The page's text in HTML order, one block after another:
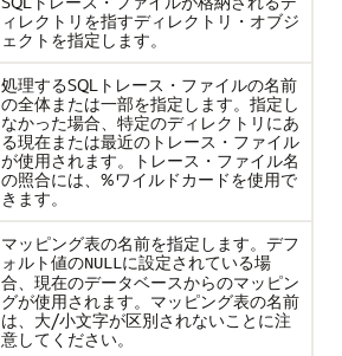
ィレクトリを指すディレクトリ・オブジ
ェクトを指定します。
処理するSQLトレース・ファイルの名前
の全体または一部を指定します。指定し
なかった場合、特定のディレクトリにあ
る現在または最近のトレース・ファイル
が使用されます。トレース・ファイル名
の照合には、%ワイルドカードを使用で
きます。
マッピング表の名前を指定します。デフ
ォルト値のNULLに設定されている場
合、現在のデータベースからのマッピン
グが使用されます。マッピング表の名前
は、大/小文字が区別されないことに注
意してください。